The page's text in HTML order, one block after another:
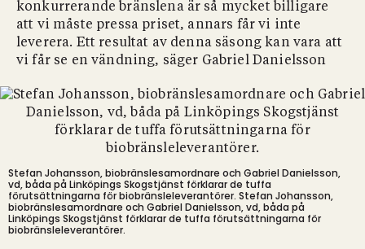
konkurrerande bränslena är så mycket billigare
att vi måste pressa priset, annars får vi inte
leverera. Ett resultat av denna säsong kan vara att
vi får se en vändning, säger Gabriel Danielsson
Stefan Johansson, biobränslesamordnare och Gabriel Danielsson,
vd, båda på Linköpings Skogstjänst förklarar de tuffa
förutsättningarna för biobränsleleverantörer. Stefan Johansson,
biobränslesamordnare och Gabriel Danielsson, vd, båda på
Linköpings Skogstjänst förklarar de tuffa förutsättningarna för
biobränsleleverantörer.